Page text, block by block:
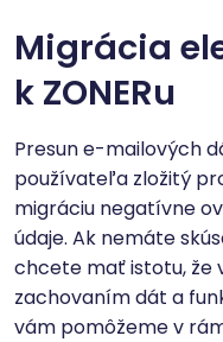
Migrácia
k ZONERu
Presun e-mailových
používateľa zložitý
migráciu negatívne
údaje. Ak nemáte
chcete mať istotu, že
zachovaním dát a
vám pomôžeme v